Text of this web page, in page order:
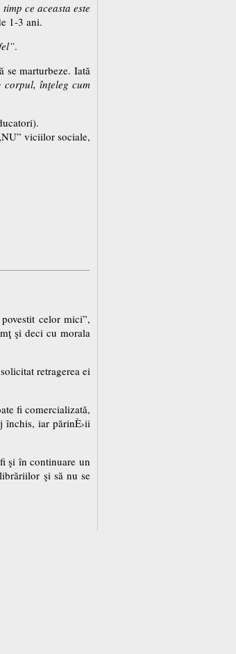
ce aceasta este
1-3 ani.
.
se marturbeze. Iată
corpul, înţeleg cum
viciilor sociale,
celor mici”,
şi deci cu morala
retragerea ei
fi comercializată,
închis, iar părinÈ›ii
şi în continuare un
şi să nu se